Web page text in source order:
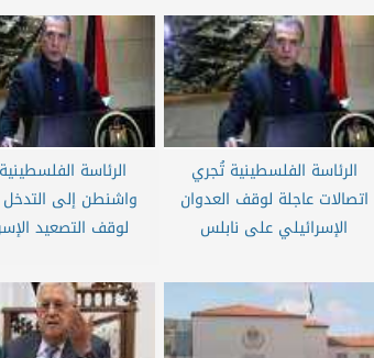
الرئاسة الفلسطينية تُجري
اتصالات عاجلة لوقف العدوان
الإسرائيلي على نابلس
الرئاسة
واشنطن إلى التدخل
لوقف التصعيد